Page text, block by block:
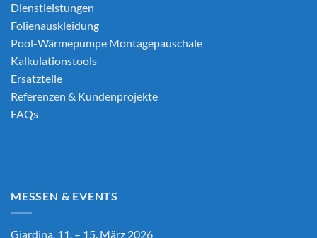
Dienstleistungen
Folienauskleidung
Pool-Wärmepumpe Montagepauschale
Kalkulationstools
Ersatzteile
Referenzen & Kundenprojekte
FAQs
MESSEN & EVENTS
Giardina, 11. – 15. März 2026